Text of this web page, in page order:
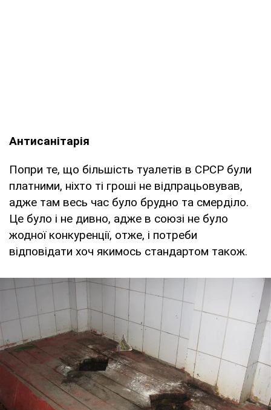
Антисанітарія
Попри те, що більшість туалетів в СРСР були
платними, ніхто ті гроші не відпрацьовував,
адже там весь час було брудно та смерділо.
Це було і не дивно, адже в союзі не було
жодної конкуренції, отже, і потреби
відповідати хоч якимось стандартом також.